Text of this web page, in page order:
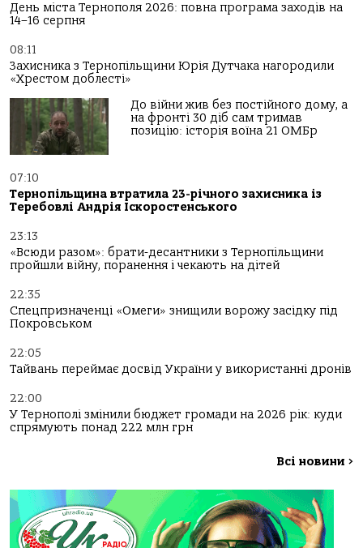
День міста Тернополя 2026: повна програма заходів на
14–16 серпня
08:11
Захисника з Тернопільщини Юрія Дутчака нагородили
«Хрестом доблесті»
До війни жив без постійного дому, а
на фронті 30 діб сам тримав
позицію: історія воїна 21 ОМБр
07:10
Тернопільщина втратила 23-річного захисника із
Теребовлі Андрія Іскоростенського
23:13
«Всюди разом»: брати-десантники з Тернопільщини
пройшли війну, поранення і чекають на дітей
22:35
Спецпризначенці «Омеги» знищили ворожу засідку під
Покровськом
22:05
Тайвань переймає досвід України у використанні дронів
22:00
У Тернополі змінили бюджет громади на 2026 рік: куди
спрямують понад 222 млн грн
Всі новини >